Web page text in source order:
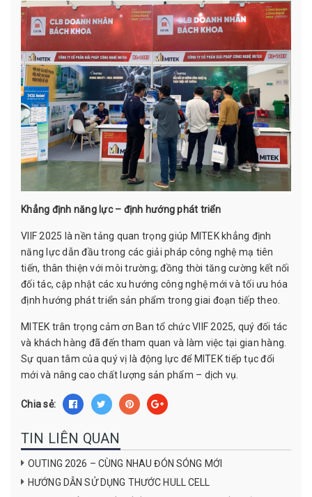
Khẳng định năng lực – định hướng phát triển
VIIF 2025 là nền tảng quan trọng giúp MITEK khẳng định
năng lực dẫn đầu trong các giải pháp công nghệ mạ tiên
tiến, thân thiện với môi trường; đồng thời tăng cường kết nối
đối tác, cập nhật các xu hướng công nghệ mới và tối ưu hóa
định hướng phát triển sản phẩm trong giai đoạn tiếp theo.
MITEK trân trọng cảm ơn Ban tổ chức VIIF 2025, quý đối tác
và khách hàng đã đến tham quan và làm việc tại gian hàng.
Sự quan tâm của quý vị là động lực để MITEK tiếp tục đổi
mới và nâng cao chất lượng sản phẩm – dịch vụ.
Chia sẻ:
TIN LIÊN QUAN
OUTING 2026 – CÙNG NHAU ĐÓN SÓNG MỚI
HƯỚNG DẪN SỬ DỤNG THƯỚC HULL CELL